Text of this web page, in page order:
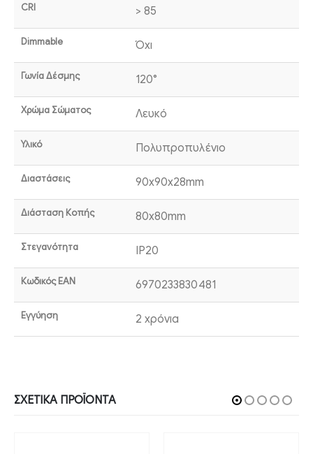
CRI > 85
Dimmable Όχι
Γωνία Δέσμης 120°
Χρώμα Σώματος Λευκό
Υλικό Πολυπροπυλένιο
Διαστάσεις 90x90x28mm
Διάσταση Κοπής 80x80mm
Στεγανότητα IP20
Κωδικός EAN 6970233830481
Εγγύηση 2 χρόνια
ΣΧΕΤΙΚΆ ΠΡΟΪΌΝΤΑ